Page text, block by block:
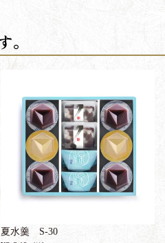
夏水羹 S-30